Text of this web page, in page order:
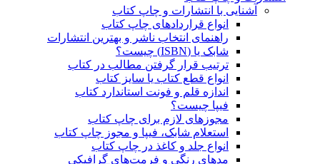
آشنایی با انتشارات و چاپ کتاب
انواع قراردادهای چاپ کتاب
راهنمای انتخاب ناشر و بهترین انتشارات
شابک یا (ISBN) چیست؟
ترتیب قرار گرفتن مطالب در کتاب
انواع قطع کتاب یا سایز کتاب
اندازه قلم و فونت استاندارد کتاب
فیپا چیست؟
مجوزهای لازم برای چاپ کتاب
استعلام شابک، فیپا و مجوز چاپ کتاب
انواع جلد و کاغذ در چاپ کتاب
مدهای رنگی و فرمت‌های گرافیکی